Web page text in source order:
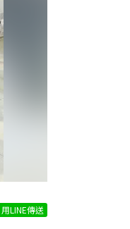
用LINE傳送